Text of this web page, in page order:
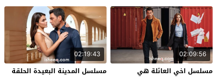
02:09:56
مسلسل اخي العائلة هي
02:19:43
مسلسل المدينة البعيدة الحلقة